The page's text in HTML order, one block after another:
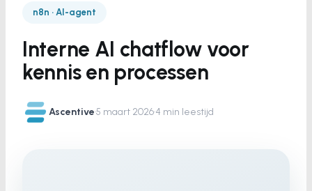
n8n · AI-agent
Interne AI chatflow voor
kennis en processen
Ascentive·5 maart 2026·4 min leestijd